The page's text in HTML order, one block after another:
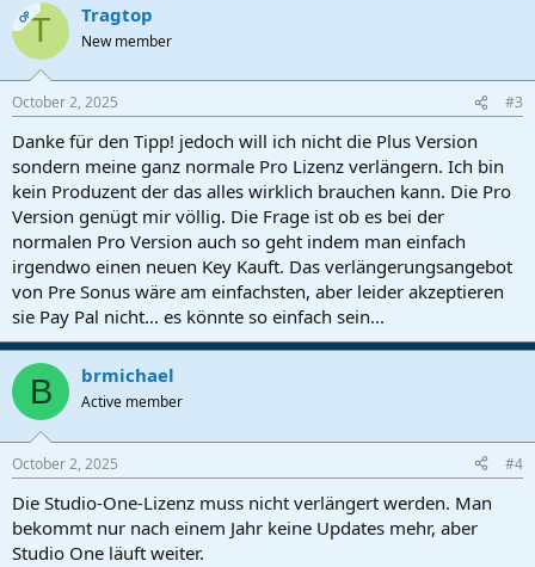
OPT Tragtop
New member
October 2, 2025 #3
Danke für den Tipp! jedoch will ich nicht die Plus Version
sondern meine ganz normale Pro Lizenz verlängern. Ich bin
kein Produzent der das alles wirklich brauchen kann. Die Pro
Version genügt mir völlig. Die Frage ist ob es bei der
normalen Pro Version auch so geht indem man einfach
irgendwo einen neuen Key Kauft. Das verlängerungsangebot
von Pre Sonus wäre am einfachsten, aber leider akzeptieren
sie Pay Pal nicht... es könnte so einfach sein...
B brmichael
Active member
October 2, 2025 #4
Die Studio-One-Lizenz muss nicht verlängert werden. Man
bekommt nur nach einem Jahr keine Updates mehr, aber
Studio One läuft weiter.